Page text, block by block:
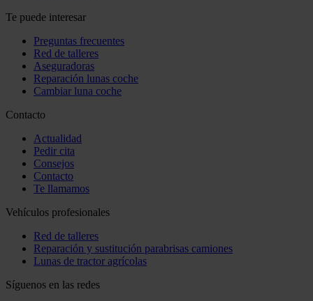
Te puede interesar
Preguntas frecuentes
Red de talleres
Aseguradoras
Reparación lunas coche
Cambiar luna coche
Contacto
Actualidad
Pedir cita
Consejos
Contacto
Te llamamos
Vehículos profesionales
Red de talleres
Reparación y sustitución parabrisas camiones
Lunas de tractor agrícolas
Síguenos en las redes